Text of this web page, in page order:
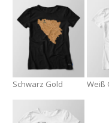
Schwarz Gold Weiß